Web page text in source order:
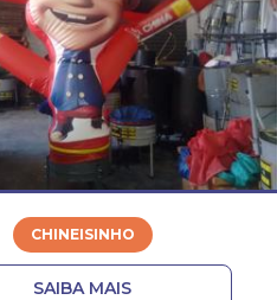
CHINEISINHO
SAIBA MAIS